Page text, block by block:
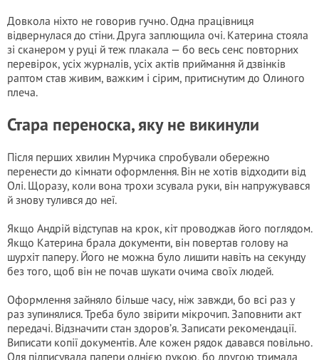
Довкола ніхто не говорив гучно. Одна працівниця
відвернулася до стіни. Друга заплющила очі. Катерина стояла
зі сканером у руці й теж плакала — бо весь сенс повторних
перевірок, усіх журналів, усіх актів приймання й дзвінків
раптом став живим, важким і сірим, притиснутим до Олиного
плеча.
Стара переноска, яку не викинули
Після перших хвилин Мурчика спробували обережно
перенести до кімнати оформлення. Він не хотів відходити від
Олі. Щоразу, коли вона трохи зсувала руки, він напружувався
й знову тулився до неї.
Якщо Андрій відступав на крок, кіт проводжав його поглядом.
Якщо Катерина брала документи, він повертав голову на
шурхіт паперу. Його не можна було лишити навіть на секунду
без того, щоб він не почав шукати очима своїх людей.
Оформлення зайняло більше часу, ніж завжди, бо всі раз у
раз зупинялися. Треба було звірити мікрочип. Заповнити акт
передачі. Відзначити стан здоров’я. Записати рекомендації.
Виписати копії документів. Але кожен рядок давався повільно.
Оля підписувала папери однією рукою, бо другою тримала